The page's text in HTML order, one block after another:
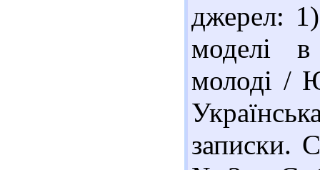
джерел:
моделі в
молоді /
записки.